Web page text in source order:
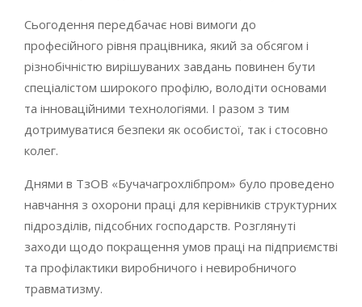
Сьогодення передбачає нові вимоги до
професійного рівня працівника, який за обсягом і
різнобічністю вирішуваних завдань повинен бути
спеціалістом широкого профілю, володіти основами
та інноваційними технологіями. І разом з тим
дотримуватися безпеки як особистої, так і стосовно
колег.
Днями в ТзОВ «Бучачагрохлібпром» було проведено
навчання з охорони праці для керівників структурних
підрозділів, підсобних господарств. Розглянуті
заходи щодо покращення умов праці на підприємстві
та профілактики виробничого і невиробничого
травматизму.